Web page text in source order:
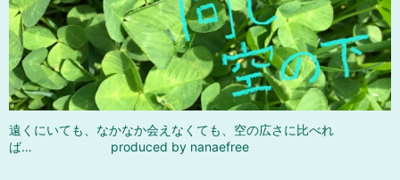
遠くにいても、なかなか会えなくても、空の広さに比べれ
ば… produced by nanaefree